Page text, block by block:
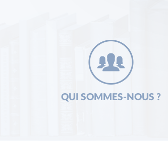
QUI SOMMES-NOUS ?